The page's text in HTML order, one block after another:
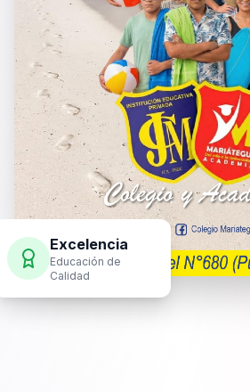
Excelencia
Educación de
Calidad